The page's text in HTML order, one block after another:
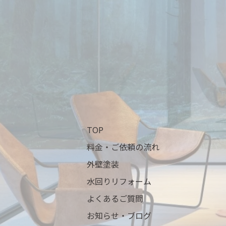
TOP
料金・ご依頼の流れ
外壁塗装
水回りリフォーム
よくあるご質問
お知らせ・ブログ